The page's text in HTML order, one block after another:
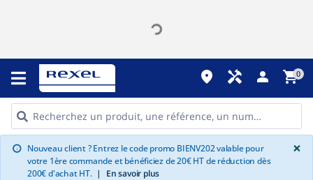
place handyman person shopping_cart0
info Nouveau client ? Entrez le code promo BIENV202 valable pour
votre 1ère commande et bénéficiez de 20€ HT de réduction dès
200€ d'achat HT. | En savoir plus
×